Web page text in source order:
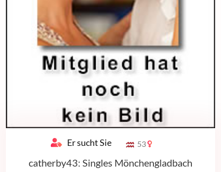
Er sucht Sie 53
catherby43: Singles Mönchengladbach